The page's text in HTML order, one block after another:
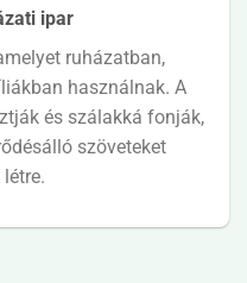
ipar
ruházatban,
használnak. A
és szálakká fonják,
szöveteket